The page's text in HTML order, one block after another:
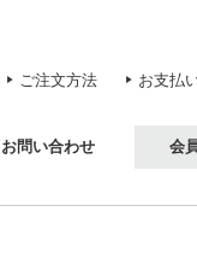
ご注文方法 お支払
お問い合わせ 会